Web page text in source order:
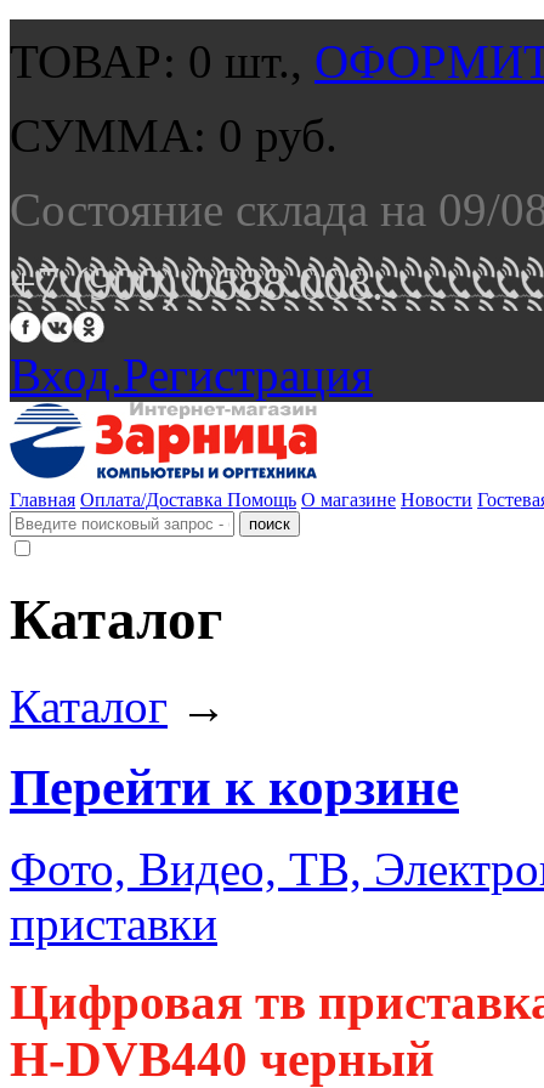
ТОВАР: 0 шт.,
СУММА: 0 руб.
Состояние склада на 09/
+7 (900) 0688 008.
Вход.Регистрация
Главная Оплата/Доставка Помощь О магазине Новости
Каталог
Каталог →
Перейти к корзине
Фото, Видео, ТВ,
приставки
Цифровая тв
H-DVB440 черный